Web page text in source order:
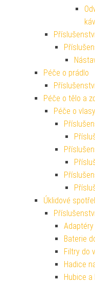
Péče o prádlo
Péče o tělo a
Péče o
Úklidové
Baterie
Filtry do
Hadice
Hubice